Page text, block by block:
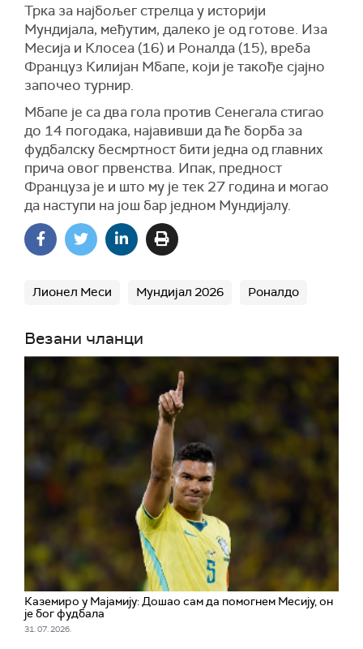
Трка за најбољег стрелца у историји
Мундијала, међутим, далеко је од готове. Иза
Месија и Клосеа (16) и Роналда (15), вреба
Француз Килијан Мбапе, који је такође сјајно
започео турнир.
Мбапе је са два гола против Сенегала стигао
до 14 погодака, најавивши да ће борба за
фудбалску бесмртност бити једна од главних
прича овог првенства. Ипак, предност
Француза је и што му је тек 27 година и могао
да наступи на још бар једном Мундијалу.
Лионел Меси Мундијал 2026 Роналдо
Везани чланци
Каземиро у Мајамију: Дошао сам да помогнем Месију, он
је бог фудбала
31. 07. 2026.